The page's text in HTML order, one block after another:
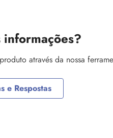
informações?
através da nossa
e Respostas